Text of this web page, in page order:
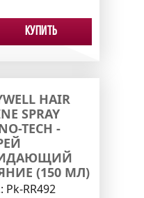
Купить
HAIR
SPRAY
TECH -
(150 МЛ)
Pk-RR492